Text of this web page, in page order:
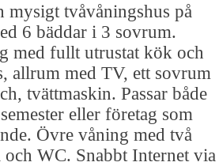
mysigt tvåvåningshus på
6 bäddar i 3 sovrum.
med fullt utrustat kök och
allrum med TV, ett sovrum
tvättmaskin. Passar både
eller företag som
Övre våning med två
WC. Snabbt Internet via